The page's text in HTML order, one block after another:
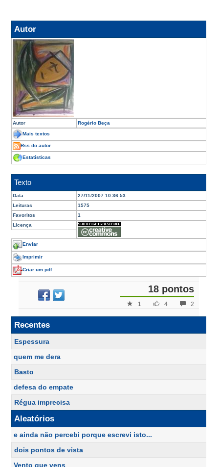
Autor
Autor Rogério Beça
Mais textos
Rss do autor
Estatísticas
Texto
Data
27/11/2007 10:36:53
Leituras
1575
Favoritos
1
Licença
Enviar
Imprimir
Criar um pdf
18 pontos
2
4
1
Recentes
Espessura
quem me dera
Basto
defesa do empate
Régua imprecisa
Aleatórios
e ainda não percebi porque escrevi isto...
dois pontos de vista
Vento que vens